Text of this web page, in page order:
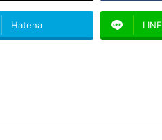
Hatena LINE